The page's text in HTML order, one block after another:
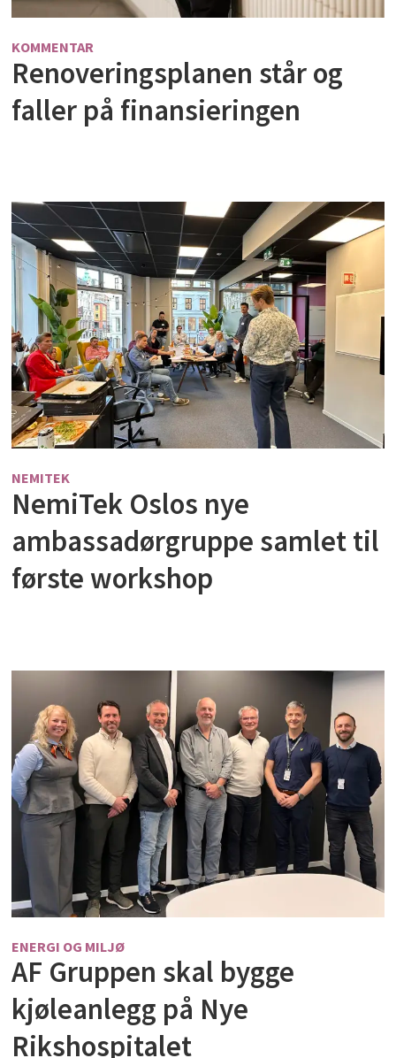
KOMMENTAR
Renoveringsplanen står og
faller på finansieringen
NEMITEK
NemiTek Oslos nye
ambassadørgruppe samlet til
første workshop
ENERGI OG MILJØ
AF Gruppen skal bygge
kjøleanlegg på Nye
Rikshospitalet